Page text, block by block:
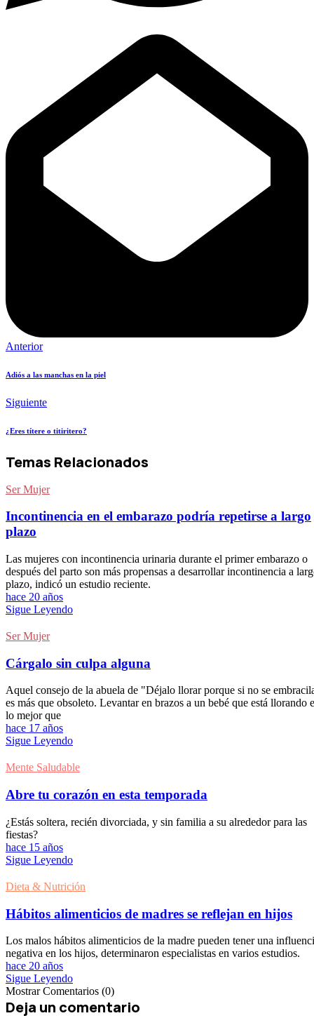
Anterior
Adiós a las manchas en la piel
Siguiente
¿Eres títere o titiritero?
Temas Relacionados
Ser Mujer
Incontinencia en el embarazo podría repetirse a largo
plazo
Las mujeres con incontinencia urinaria durante el primer embarazo o
después del parto son más propensas a desarrollar incontinencia a
plazo, indicó un estudio reciente.
hace 20 años
Sigue Leyendo
Ser Mujer
Cárgalo sin culpa alguna
Aquel consejo de la abuela de "Déjalo llorar porque si no se
es más que obsoleto. Levantar en brazos a un bebé que está llorando
lo mejor que
hace 17 años
Sigue Leyendo
Mente Saludable
Abre tu corazón en esta temporada
¿Estás soltera, recién divorciada, y sin familia a su alrededor para las
fiestas?
hace 15 años
Sigue Leyendo
Dieta & Nutrición
Hábitos alimenticios de madres se reflejan en hijos
Los malos hábitos alimenticios de la madre pueden tener una
negativa en los hijos, determinaron especialistas en varios estudios.
hace 20 años
Sigue Leyendo
Mostrar Comentarios (0)
Deja un comentario